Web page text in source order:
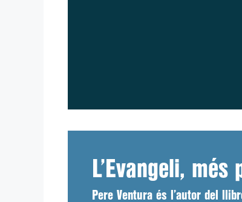
L’Evangeli,
Pere Ventura és l’autor del